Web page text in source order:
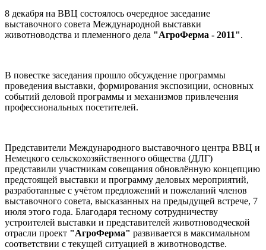
8 декабря на ВВЦ состоялось очередное заседание
выставочного совета Международной выставки
животноводства и племенного дела "АгроФерма - 2011".
В повестке заседания прошло обсуждение программы
проведения выставки, формирования экспозиции, основных
событий деловой программы и механизмов привлечения
профессиональных посетителей.
Представители Международного выставочного центра ВВЦ и
Немецкого сельскохозяйственного общества (ДЛГ)
представили участникам совещания обновлённую концепцию
предстоящей выставки и программу деловых мероприятий,
разработанные с учётом предложений и пожеланий членов
выставочного совета, высказанных на предыдущей встрече, 7
июля этого года. Благодаря тесному сотрудничеству
устроителей выставки и представителей животноводческой
отрасли проект "АгроФерма" развивается в максимальном
соответствии с текущей ситуацией в животноводстве.